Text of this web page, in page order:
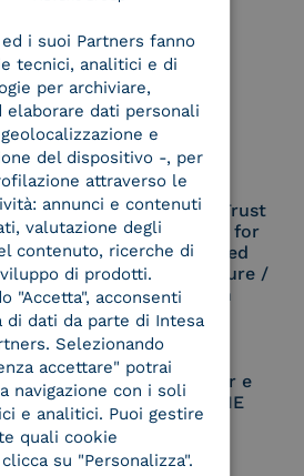
certificazioni
eIDAS Qualified Trust
Service Provider for
Remote Qualified
Electronic Signature /
Seal Creation
Service Provider e
Aggregatore CIE
ITALIAN
i suoi Partners fanno
tecnici, analitici e di
per archiviare,
elaborare dati personali
e
del dispositivo -, per
attraverso le
annunci e contenuti
valutazione degli
contenuto, ricerche di
di prodotti.
"Accetta", acconsenti
di dati da parte di Intesa
Selezionando
accettare" potrai
navigazione con i soli
e analitici. Puoi gestire
quali cookie
su "Personalizza".